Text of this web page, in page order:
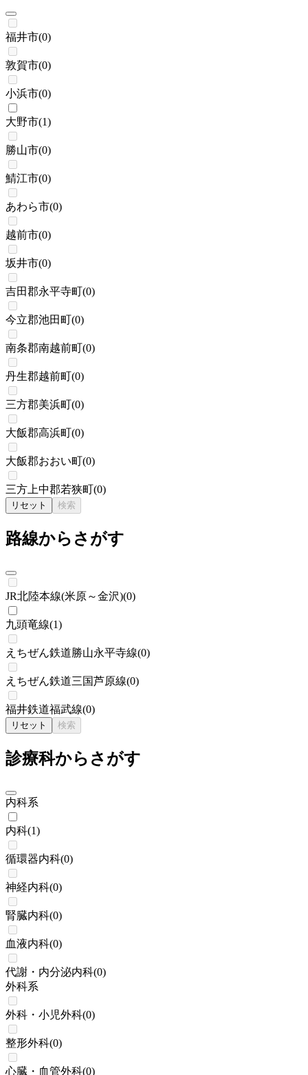
福井市(0)
敦賀市(0)
小浜市(0)
大野市(1)
勝山市(0)
鯖江市(0)
あわら市(0)
越前市(0)
坂井市(0)
吉田郡永平寺町(0)
今立郡池田町(0)
南条郡南越前町(0)
丹生郡越前町(0)
三方郡美浜町(0)
大飯郡高浜町(0)
大飯郡おおい町(0)
三方上中郡若狭町(0)
リセット 検索
路線からさがす
JR北陸本線(米原～金沢)(0)
九頭竜線(1)
えちぜん鉄道勝山永平寺線(0)
えちぜん鉄道三国芦原線(0)
福井鉄道福武線(0)
リセット 検索
診療科からさがす
内科系
内科(1)
循環器内科(0)
神経内科(0)
腎臓内科(0)
血液内科(0)
代謝・内分泌内科(0)
外科系
外科・小児外科(0)
整形外科(0)
心臓・血管外科(0)